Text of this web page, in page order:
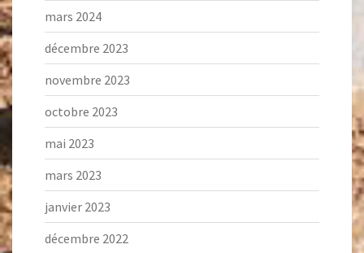
mars 2024
décembre 2023
novembre 2023
octobre 2023
mai 2023
mars 2023
janvier 2023
décembre 2022